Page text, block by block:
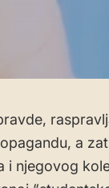
a
i njegovog